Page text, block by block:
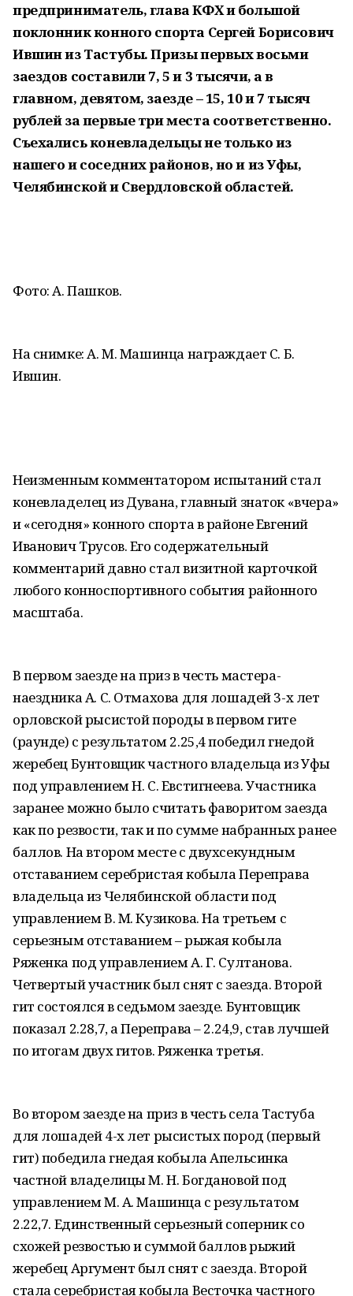
предприниматель, глава КФХ и большой
поклонник конного спорта Сергей Борисович
Ившин из Тастубы. Призы первых восьми
заездов составили 7, 5 и 3 тысячи, а в
главном, девятом, заезде – 15, 10 и 7 тысяч
рублей за первые три места соответственно.
Съехались коневладельцы не только из
нашего и соседних районов, но и из Уфы,
Челябинской и Свердловской областей.
Фото: А. Пашков.
На снимке: А. М. Машинца награждает С. Б.
Ившин.
Неизменным комментатором испытаний стал
коневладелец из Дувана, главный знаток «вчера»
и «сегодня» конного спорта в районе Евгений
Иванович Трусов. Его содержательный
комментарий давно стал визитной карточкой
любого конноспортивного события районного
масштаба.
В первом заезде на приз в честь мастера-
наездника А. С. Отмахова для лошадей 3-х лет
орловской рысистой породы в первом гите
(раунде) с результатом 2.25,4 победил гнедой
жеребец Бунтовщик частного владельца из Уфы
под управлением Н. С. Евстигнеева. Участника
заранее можно было считать фаворитом заезда
как по резвости, так и по сумме набранных ранее
баллов. На втором месте с двухсекундным
отставанием серебристая кобыла Переправа
владельца из Челябинской области под
управлением В. М. Кузикова. На третьем с
серьезным отставанием – рыжая кобыла
Ряженка под управлением А. Г. Султанова.
Четвертый участник был снят с заезда. Второй
гит состоялся в седьмом заезде. Бунтовщик
показал 2.28,7, а Переправа – 2.24,9, став лучшей
по итогам двух гитов. Ряженка третья.
Во втором заезде на приз в честь села Тастуба
для лошадей 4-х лет рысистых пород (первый
гит) победила гнедая кобыла Апельсинка
частной владелицы М. Н. Богдановой под
управлением М. А. Машинца с результатом
2.22,7. Единственный серьезный соперник со
схожей резвостью и суммой баллов рыжий
жеребец Аргумент был снят с заезда. Второй
стала серебристая кобыла Весточка частного